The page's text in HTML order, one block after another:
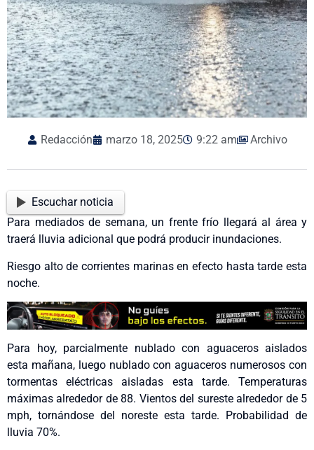
Redacción marzo 18, 2025 9:22 am Archivo
Escuchar noticia
Para mediados de semana, un frente frío llegará al área y
traerá lluvia adicional que podrá producir inundaciones.
Riesgo alto de corrientes marinas en efecto hasta tarde esta
noche.
Para hoy, parcialmente nublado con aguaceros aislados
esta mañana, luego nublado con aguaceros numerosos con
tormentas eléctricas aisladas esta tarde. Temperaturas
máximas alrededor de 88. Vientos del sureste alrededor de 5
mph, tornándose del noreste esta tarde. Probabilidad de
lluvia 70%.